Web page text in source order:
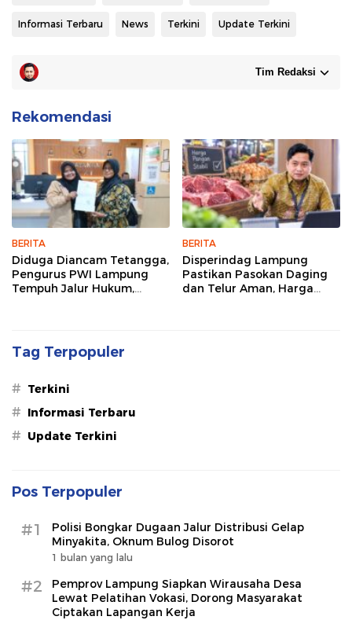
Informasi Terbaru News Terkini Update Terkini
Tim Redaksi
Rekomendasi
BERITA
Diduga Diancam Tetangga,
Pengurus PWI Lampung
Tempuh Jalur Hukum,
BERITA
Disperindag Lampung
Pastikan Pasokan Daging
dan Telur Aman, Harga
Tag Terpopuler
# Terkini
# Informasi Terbaru
# Update Terkini
Pos Terpopuler
#1
Polisi Bongkar Dugaan Jalur Distribusi Gelap
Minyakita, Oknum Bulog Disorot
1 bulan yang lalu
#2
Pemprov Lampung Siapkan Wirausaha Desa
Lewat Pelatihan Vokasi, Dorong Masyarakat
Ciptakan Lapangan Kerja